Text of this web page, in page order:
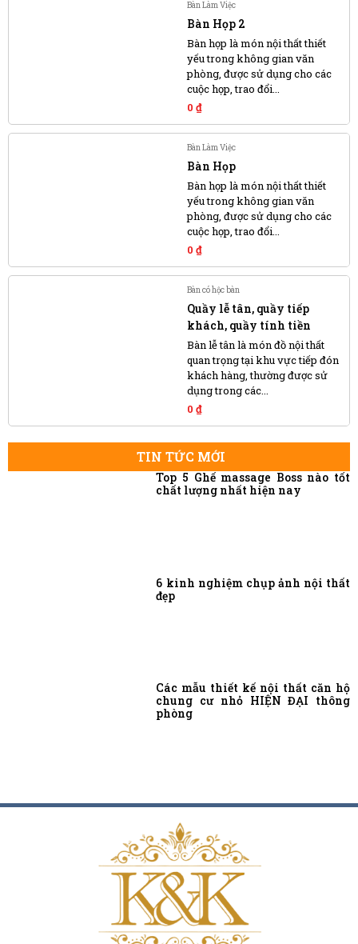
Bàn Làm Việc
Bàn Họp 2
Bàn họp là món nội thất thiết
yếu trong không gian văn
phòng, được sử dụng cho các
cuộc họp, trao đổi...
0 ₫
Bàn Làm Việc
Bàn Họp
Bàn họp là món nội thất thiết
yếu trong không gian văn
phòng, được sử dụng cho các
cuộc họp, trao đổi...
0 ₫
Bàn có hộc bàn
Quầy lễ tân, quầy tiếp
khách, quầy tính tiền
Bàn lễ tân là món đồ nội thất
quan trọng tại khu vực tiếp đón
khách hàng, thường được sử
dụng trong các...
0 ₫
TIN TỨC MỚI
Top 5 Ghế massage Boss nào tốt
chất lượng nhất hiện nay
6 kinh nghiệm chụp ảnh nội thất
đẹp
Các mẫu thiết kế nội thất căn hộ
chung cư nhỏ HIỆN ĐẠI thông
phòng